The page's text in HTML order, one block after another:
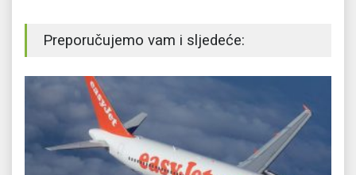
Preporučujemo vam i sljedeće: